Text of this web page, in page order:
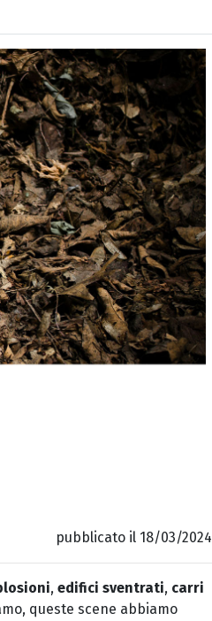
pubblicato il 18/03/2024
, edifici sventrati, carri
queste scene abbiamo